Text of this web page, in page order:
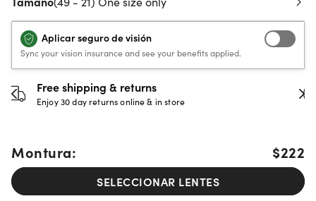
Aplicar seguro de visión
Sync your vision insurance and see your benefits applied.
30-day happiness guarantee
Full refund or replacement within 30 days
Montura: $222
SELECCIONAR LENTES